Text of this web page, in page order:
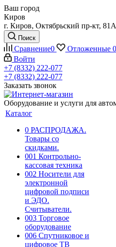
Ваш город
Киров
г. Киров, Октябрьский пр-кт, 81А
Поиск
Сравнение0 Отложенные 0
Войти
+7 (8332) 222-077
+7 (8332) 222-077
Заказать звонок
Оборудование и услуги для
Каталог
0 РАСПРОДАЖА.
Товары со
скидками.
001 Контрольно-
кассовая техника
002 Носители для
электронной
цифровой подписи
и ЭДО.
Считыватели.
003 Торговое
оборудование
006 Спутниковое и
цифровое ТВ